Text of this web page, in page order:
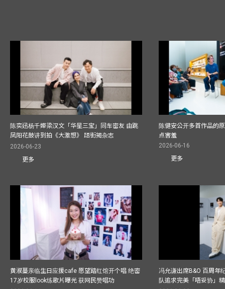
陈奕迅杨千嬅梁汉文「华星三宝」同车密友 由跳
凤阳花鼓讲到拍《大激想》 踎街揭杂志
2026-06-23
更多
陈健安公开多首作品的
点害羞
2026-06-16
更多
黄淑蔓亲临生日应援cafe 愿望踏红馆开个唱 绝密
17岁校服look练歌片曝光 获网民赞唱功
冯允谦出席B&O 百周年
队追求完美「唔妥协」